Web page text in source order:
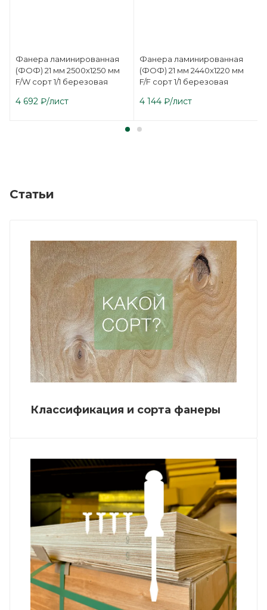
Фанера ламинированная
(ФОФ) 21 мм 2500х1250 мм
F/W сорт 1/1 березовая
4 692 ₽/лист
Фанера ламинированная
(ФОФ) 21 мм 2440х1220 мм
F/F сорт 1/1 березовая
4 144 ₽/лист
Статьи
Классификация и сорта фанеры